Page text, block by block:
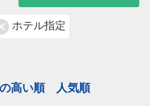
ホテル指定
高い順 人気順